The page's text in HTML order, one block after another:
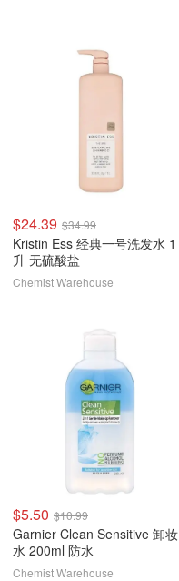
$24.39 $34.99
Kristin Ess 经典一号洗发水 1
升 无硫酸盐
Chemist Warehouse
$5.50 $10.99
Garnier Clean Sensitive 卸妆
水 200ml 防水
Chemist Warehouse